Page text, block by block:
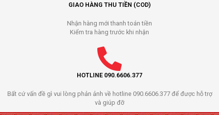
GIAO HÀNG THU TIỀN (COD)
Nhận hàng mới thanh toán tiền
Kiểm tra hàng trước khi nhận
HOTLINE 090.6606.377
Bất cứ vấn đề gì vui lòng phản ảnh về hotline 090.6606.377 để được hỗ trợ
và giúp đỡ